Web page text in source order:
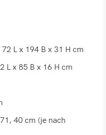
L x 194 B x 31 H cm
L x 85 B x 16 H cm
40 cm (je nach